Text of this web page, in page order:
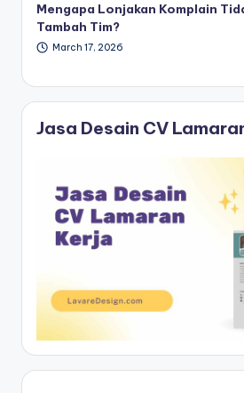
Mengapa Lonjakan Komplain
Tambah Tim?
March 17, 2026
Jasa Desain CV